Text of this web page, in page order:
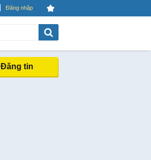
Đăng nhập
Đăng tin